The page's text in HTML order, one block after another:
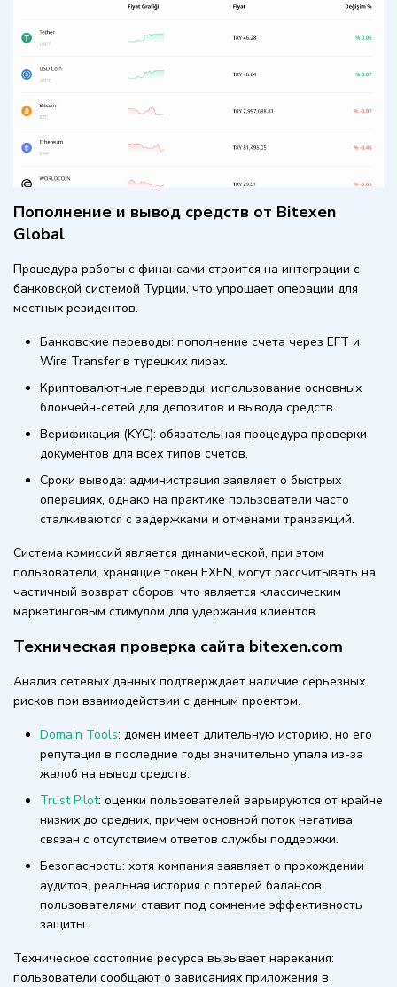
Пополнение и вывод средств от Bitexen
Global
Процедура работы с финансами строится на интеграции с
банковской системой Турции, что упрощает операции для
местных резидентов.
Банковские переводы: пополнение счета через EFT и
Wire Transfer в турецких лирах.
Криптовалютные переводы: использование основных
блокчейн-сетей для депозитов и вывода средств.
Верификация (KYC): обязательная процедура проверки
документов для всех типов счетов.
Сроки вывода: администрация заявляет о быстрых
операциях, однако на практике пользователи часто
сталкиваются с задержками и отменами транзакций.
Система комиссий является динамической, при этом
пользователи, хранящие токен EXEN, могут рассчитывать на
частичный возврат сборов, что является классическим
маркетинговым стимулом для удержания клиентов.
Техническая проверка сайта bitexen.com
Анализ сетевых данных подтверждает наличие серьезных
рисков при взаимодействии с данным проектом.
Domain Tools: домен имеет длительную историю, но его
репутация в последние годы значительно упала из-за
жалоб на вывод средств.
Trust Pilot: оценки пользователей варьируются от крайне
низких до средних, причем основной поток негатива
связан с отсутствием ответов службы поддержки.
Безопасность: хотя компания заявляет о прохождении
аудитов, реальная история с потерей балансов
пользователями ставит под сомнение эффективность
защиты.
Техническое состояние ресурса вызывает нарекания:
пользователи сообщают о зависаниях приложения в